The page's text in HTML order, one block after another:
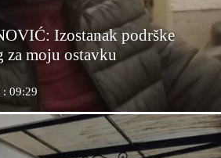
Izostanak podrške
za moju ostavku
: 09:29